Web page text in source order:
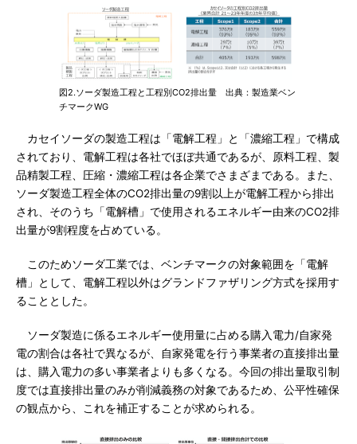
図2.ソーダ製造工程と工程別CO2排出量 出典：製造業ベン
チマークWG
カセイソーダの製造工程は「電解工程」と「濃縮工程」で構成
されており、電解工程は各社でほぼ共通であるが、原料工程、製
品精製工程、圧縮・濃縮工程は各企業でさまざまである。また、
ソーダ製造工程全体のCO2排出量の9割以上が電解工程から排出
され、そのうち「電解槽」で使用されるエネルギー由来のCO2排
出量が9割程度を占めている。
このためソーダ工業では、ベンチマークの対象範囲を「電解
槽」として、電解工程以外はグランドファザリング方式を採用す
ることとした。
ソーダ製造に係るエネルギー使用量に占める購入電力/自家発
電の割合は各社で異なるが、自家発電を行う事業者の直接排出量
は、購入電力の多い事業者よりも多くなる。今回の排出量取引制
度では直接排出量のみが削減義務の対象であるため、公平性確保
の観点から、これを補正することが求められる。